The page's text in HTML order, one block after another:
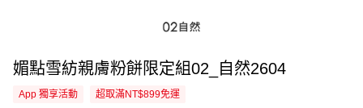
媚點雪紡親膚粉餅限定組02_自然2604
App 獨享活動 超取滿NT$899免運